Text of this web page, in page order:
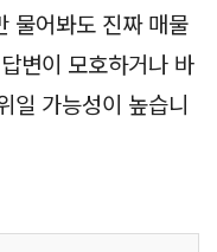
물어봐도 진짜 매물
변이 모호하거나 바
일 가능성이 높습니